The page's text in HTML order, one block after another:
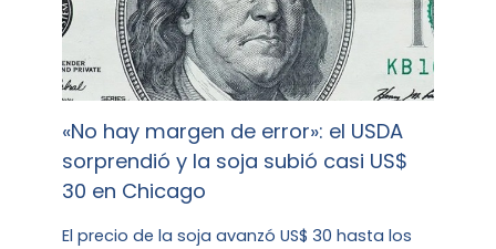
«No hay margen de error»: el USDA
sorprendió y la soja subió casi US$
30 en Chicago
El precio de la soja avanzó US$ 30 hasta los